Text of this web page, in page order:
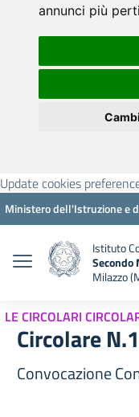
annunci più
Update cookies
Ministero dell'Istruzione e
Istituto
Secondo
Milazzo
LE CIRCOLARI
Circolare
Convocazione